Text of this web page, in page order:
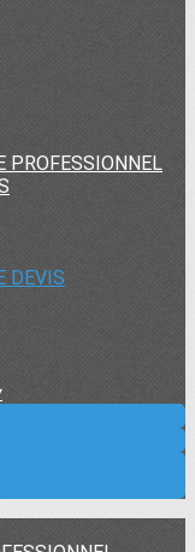
PROFESSIONNEL
DEVIS